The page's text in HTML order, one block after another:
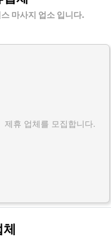
마사지 업소 입니다.
제휴 업체를 모집합니다.
체